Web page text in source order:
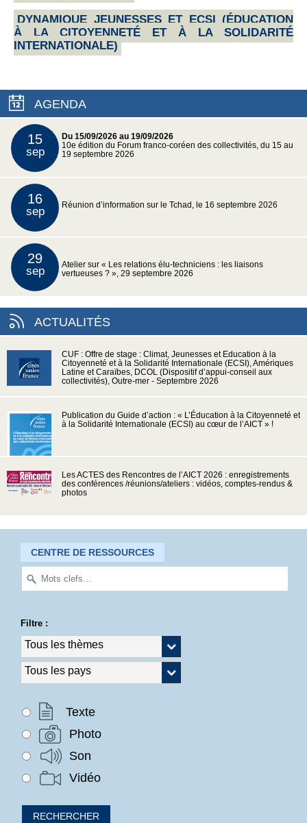
DYNAMIQUE JEUNESSES ET ECSI (ÉDUCATION
À LA CITOYENNETÉ ET À LA SOLIDARITÉ
INTERNATIONALE)
AGENDA
15
sep
Du 15/09/2026 au 19/09/2026
10e édition du Forum franco-coréen des collectivités, du 15 au
19 septembre 2026
16
sep Réunion d’information sur le Tchad, le 16 septembre 2026
29
sep
Atelier sur « Les relations élu-techniciens : les liaisons
vertueuses ? », 29 septembre 2026
ACTUALITÉS
CUF : Offre de stage : Climat, Jeunesses et Education à la
Citoyenneté et à la Solidarité Internationale (ECSI), Amériques
Latine et Caraïbes, DCOL (Dispositif d’appui-conseil aux
collectivités), Outre-mer - Septembre 2026
Publication du Guide d’action : « L’Éducation à la Citoyenneté et
à la Solidarité Internationale (ECSI) au cœur de l’AICT » !
Les ACTES des Rencontres de l’AICT 2026 : enregistrements
des conférences /réunions/ateliers : vidéos, comptes-rendus &
photos
CENTRE DE RESSOURCES
Filtre :
Texte
Photo
Son
Vidéo